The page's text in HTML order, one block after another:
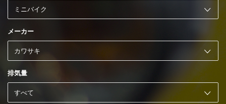
メーカー
排気量